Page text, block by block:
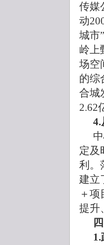
传媒
动
城市
岭上
场空
的综
合城
2.62
4.
定及
利。
建立
＋
提升